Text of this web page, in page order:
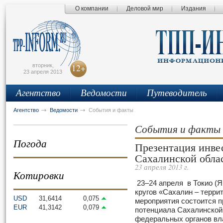
О компании Деловой мир Издания
вторник,
23 апреля 2013
12+
Агентство Ведомости Путеводитель
Агентство Ведомости События и факты
Погода
Котировки
USD 31,6414
0,075
EUR
41,3142 0,079
События и факты
Презентация
Сахалинской
23 апреля 2013 г.
23–24 апреля в Токио
кругов «Сахалин –
мероприятия состоится
потенциала
федеральных органов